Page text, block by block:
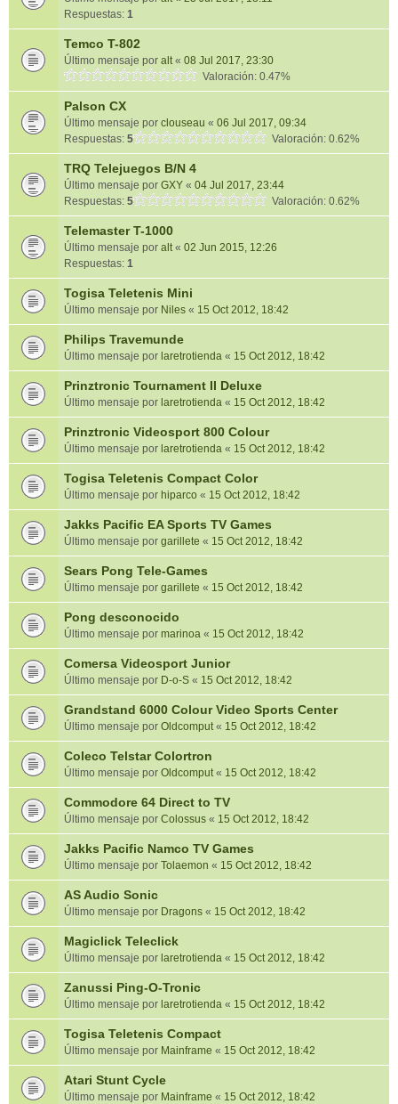
Respuestas: 1
Temco T-802
Último mensaje por alt« 08 Jul 2017, 23:30
Valoración: 0.47%
Palson CX
Último mensaje por clouseau « 06 Jul 2017, 09:34
Respuestas: 5 Valoración: 0.62%
TRQ Telejuegos B/N 4
Último mensaje por GXY « 04 Jul 2017, 23:44
Respuestas: 5 Valoración: 0.62%
Telemaster T-1000
Último mensaje por alt« 02 Jun 2015, 12:26
Respuestas: 1
Togisa Teletenis Mini
Último mensaje por Niles « 15 Oct 2012, 18:42
Philips Travemunde
Último mensaje por laretrotienda « 15 Oct 2012, 18:42
Prinztronic Tournament II Deluxe
Último mensaje por laretrotienda « 15 Oct 2012, 18:42
Prinztronic Videosport 800 Colour
Último mensaje por laretrotienda « 15 Oct 2012, 18:42
Togisa Teletenis Compact Color
Último mensaje por hiparco « 15 Oct 2012, 18:42
Jakks Pacific EA Sports TV Games
Último mensaje por garillete « 15 Oct 2012, 18:42
Sears Pong Tele-Games
Último mensaje por garillete « 15 Oct 2012, 18:42
Pong desconocido
Último mensaje por marinoa « 15 Oct 2012, 18:42
Comersa Videosport Junior
Último mensaje por D-o-S « 15 Oct 2012, 18:42
Grandstand 6000 Colour Video Sports Center
Último mensaje por Oldcomput« 15 Oct 2012, 18:42
Coleco Telstar Colortron
Último mensaje por Oldcomput« 15 Oct 2012, 18:42
Commodore 64 Direct to TV
Último mensaje por Colossus « 15 Oct 2012, 18:42
Jakks Pacific Namco TV Games
Último mensaje por Tolaemon « 15 Oct 2012, 18:42
AS Audio Sonic
Último mensaje por Dragons « 15 Oct 2012, 18:42
Magiclick Teleclick
Último mensaje por laretrotienda « 15 Oct 2012, 18:42
Zanussi Ping-O-Tronic
Último mensaje por laretrotienda « 15 Oct 2012, 18:42
Togisa Teletenis Compact
Último mensaje por Mainframe « 15 Oct 2012, 18:42
Atari Stunt Cycle
Último mensaje por Mainframe « 15 Oct 2012, 18:42